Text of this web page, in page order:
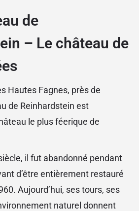
de
– Le château de
Hautes Fagnes, près de
de Reinhardstein est
le plus féerique de
il fut abandonné pendant
d’être entièrement restauré
Aujourd’hui, ses tours, ses
naturel donnent